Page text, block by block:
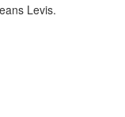
Levis.